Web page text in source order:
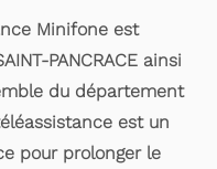
Minifone est
PANCRACE ainsi
du département
est un
pour prolonger le